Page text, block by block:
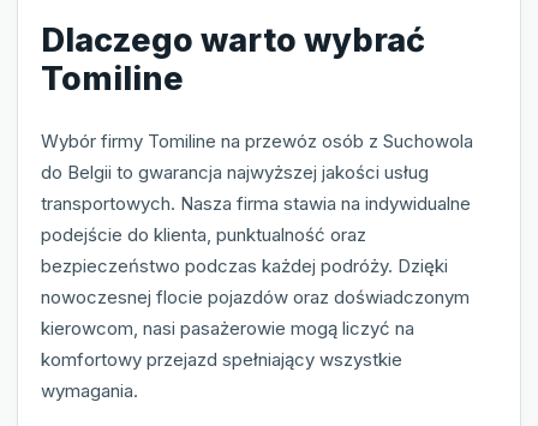
Dlaczego warto wybrać
Tomiline
Wybór firmy Tomiline na przewóz osób z Suchowola
do Belgii to gwarancja najwyższej jakości usług
transportowych. Nasza firma stawia na indywidualne
podejście do klienta, punktualność oraz
bezpieczeństwo podczas każdej podróży. Dzięki
nowoczesnej flocie pojazdów oraz doświadczonym
kierowcom, nasi pasażerowie mogą liczyć na
komfortowy przejazd spełniający wszystkie
wymagania.